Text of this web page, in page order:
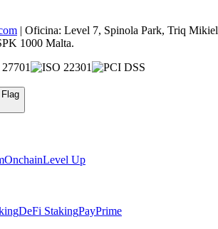
| Oficina: Level 7, Spinola Park, Triq Mikiel
1000 Malta.
OnchainLevel Up
DeFi StakingPayPrime